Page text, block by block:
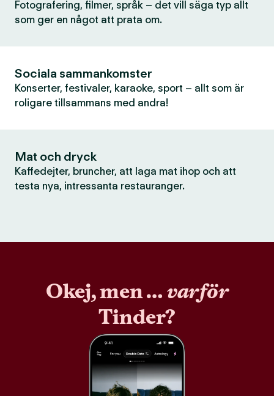
Fotografering, filmer, språk – det vill säga typ allt
som ger en något att prata om.
Sociala sammankomster
Konserter, festivaler, karaoke, sport – allt som är
roligare tillsammans med andra!
Mat och dryck
Kaffedejter, bruncher, att laga mat ihop och att
testa nya, intressanta restauranger.
Okej, men …varför
Tinder?